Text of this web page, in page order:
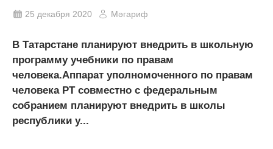
25 декабря 2020 Мәгариф
В Татарстане планируют внедрить в школьную
программу учебники по правам
человека.Аппарат уполномоченного по правам
человека РТ совместно с федеральным
собранием планируют внедрить в школы
республики у...